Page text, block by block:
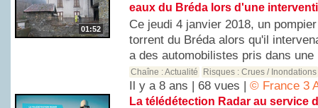
01:52
eaux du Bréda lors d'une
Ce jeudi 4 janvier 2018, un
torrent du Bréda alors qu'il
a des automobilistes pris dans une
Chaîne :Actualité Risques :Crues / Inondations
Il y a 8 ans | 68 vues |© France 3
La télédétection Radar au service